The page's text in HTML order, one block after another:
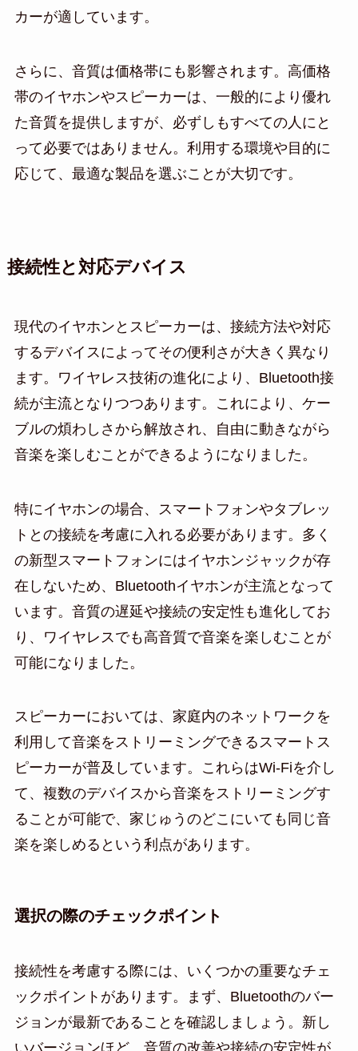
カーが適しています。
さらに、音質は価格帯にも影響されます。高価格
帯のイヤホンやスピーカーは、一般的により優れ
た音質を提供しますが、必ずしもすべての人にと
って必要ではありません。利用する環境や目的に
応じて、最適な製品を選ぶことが大切です。
接続性と対応デバイス
現代のイヤホンとスピーカーは、接続方法や対応
するデバイスによってその便利さが大きく異なり
ます。ワイヤレス技術の進化により、Bluetooth接
続が主流となりつつあります。これにより、ケー
ブルの煩わしさから解放され、自由に動きながら
音楽を楽しむことができるようになりました。
特にイヤホンの場合、スマートフォンやタブレッ
トとの接続を考慮に入れる必要があります。多く
の新型スマートフォンにはイヤホンジャックが存
在しないため、Bluetoothイヤホンが主流となって
います。音質の遅延や接続の安定性も進化してお
り、ワイヤレスでも高音質で音楽を楽しむことが
可能になりました。
スピーカーにおいては、家庭内のネットワークを
利用して音楽をストリーミングできるスマートス
ピーカーが普及しています。これらはWi-Fiを介し
て、複数のデバイスから音楽をストリーミングす
ることが可能で、家じゅうのどこにいても同じ音
楽を楽しめるという利点があります。
選択の際のチェックポイント
接続性を考慮する際には、いくつかの重要なチェ
ックポイントがあります。まず、Bluetoothのバー
ジョンが最新であることを確認しましょう。新し
いバージョンほど、音質の改善や接続の安定性が